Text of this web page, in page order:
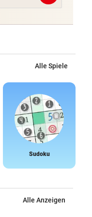
Alle Spiele
Sudoku
Alle Anzeigen